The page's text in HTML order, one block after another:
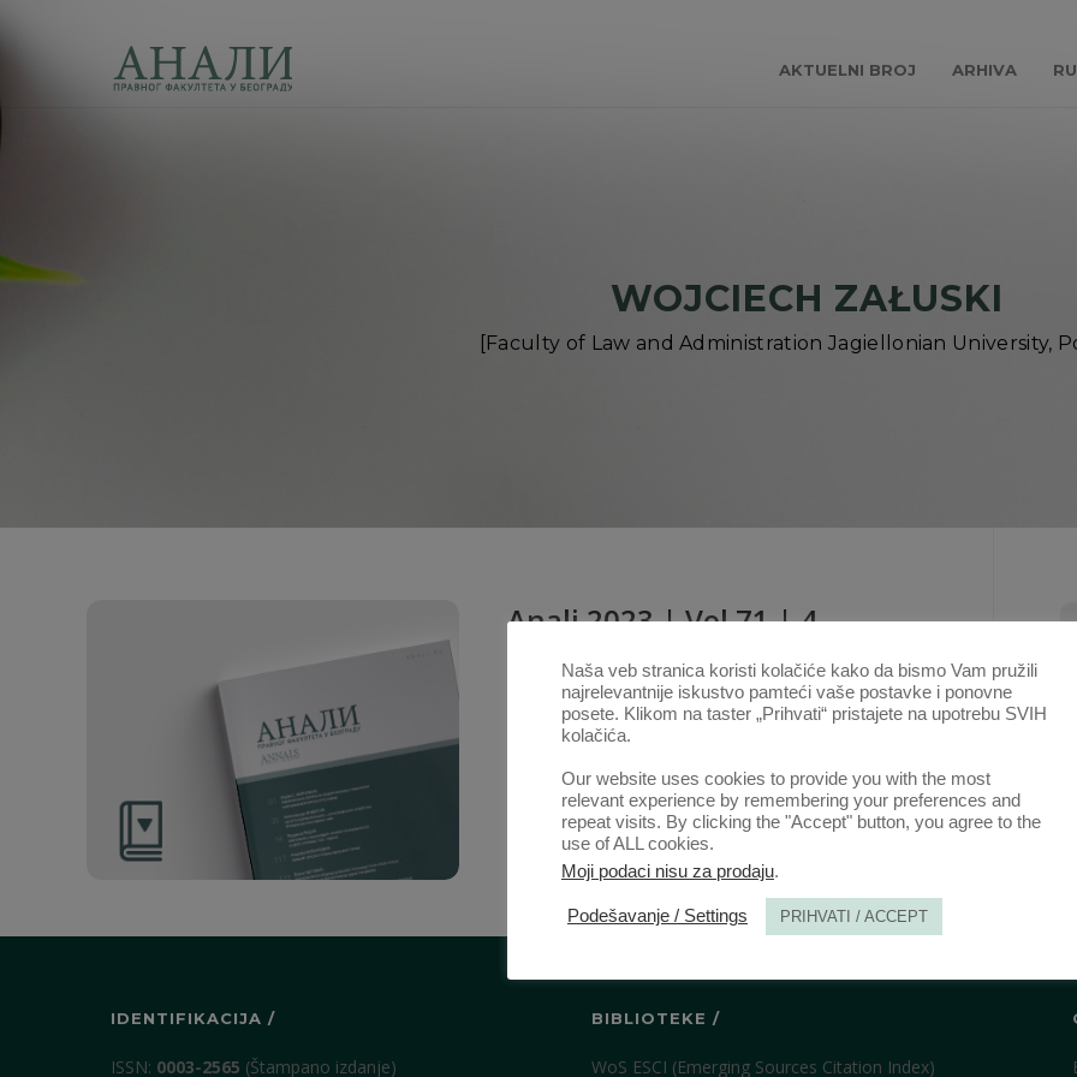
AKTUELNI BROJ ARHIVA
WOJCIECH ZAŁUSKI
[Faculty of Law and Administration Jagiellonian University,
Anali 2023 | Vol 71 | 4
Radovi ovog autora u ovoj svesci
Passion and Responsibility: The Puzzle of
Asymmetry
21. DEC. 2023.
IDENTIFIKACIJA /
ISSN: 0003-2565 (Štampano izdanje)
BIBLIOTEKE /
WoS ESCI (Emerging Sources Citation Index)
Naša veb stranica koristi kolačiće kako da bismo Vam pružili
najrelevantnije iskustvo pamteći vaše postavke i ponovne
posete. Klikom na taster „Prihvati“ pristajete na upotrebu SVIH
kolačića.
Our website uses cookies to provide you with the most
relevant experience by remembering your preferences and
repeat visits. By clicking the "Accept" button, you agree to the
use of ALL cookies.
Moji podaci nisu za prodaju.
Podešavanje / Settings PRIHVATI / ACCEPT